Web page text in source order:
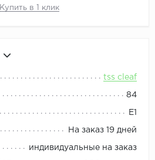
Купить в 1 клик
tss cleaf
84
E1
На заказ 19 дней
индивидуальные на заказ